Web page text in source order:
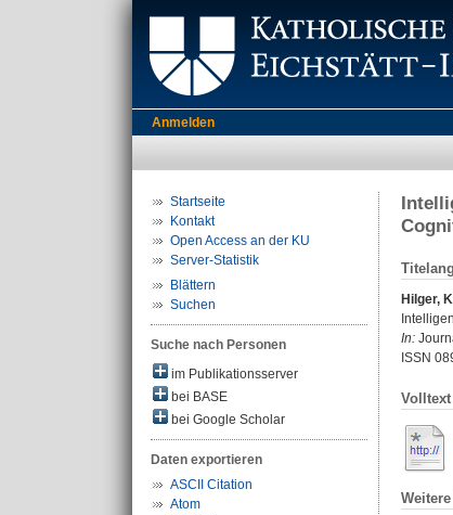
Anmelden
Startseite
Kontakt
Open Access an der KU
Server-Statistik
Blättern
Suchen
Suche nach Personen
im Publikationsserver
bei BASE
bei Google Scholar
Daten exportieren
ASCII Citation
Atom
Hilger,
In:
ISSN
Volltext